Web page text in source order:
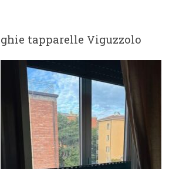
tapparelle Viguzzolo